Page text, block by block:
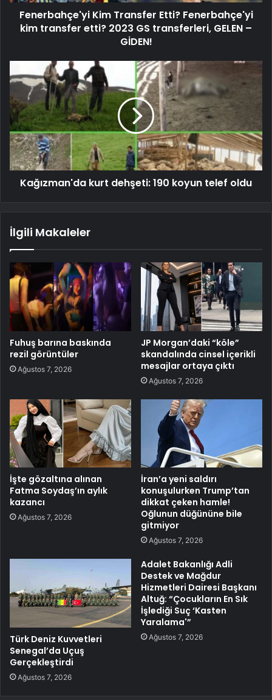
Fenerbahçe'yi Kim Transfer Etti? Fenerbahçe'yi
kim transfer etti? 2023 GS transferleri, GELEN –
GİDEN!
Kağızman'da kurt dehşeti: 190 koyun telef oldu
İlgili Makaleler
Fuhuş barına baskında
rezil görüntüler
Ağustos 7, 2026
JP Morgan’daki “köle”
skandalında cinsel içerikli
mesajlar ortaya çıktı
Ağustos 7, 2026
İşte gözaltına alınan
Fatma Soydaş’ın aylık
kazancı
Ağustos 7, 2026
İran’a yeni saldırı
konuşulurken Trump’tan
dikkat çeken hamle!
Oğlunun düğününe bile
gitmiyor
Ağustos 7, 2026
Türk Deniz Kuvvetleri
Senegal’da Uçuş
Gerçekleştirdi
Ağustos 7, 2026
Adalet Bakanlığı Adli
Destek ve Mağdur
Hizmetleri Dairesi Başkanı
Altuğ: “Çocukların En Sık
İşlediği Suç ‘Kasten
Yaralama'”
Ağustos 7, 2026